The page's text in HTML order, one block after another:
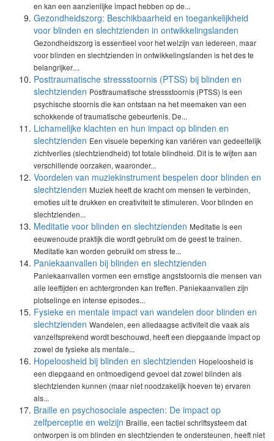
en kan een aanzienlijke impact hebben op de...
Gezondheidszorg: Beschikbaarheid en toegankelijkheid
voor blinden en slechtzienden in ontwikkelingslanden
Gezondheidszorg is essentieel voor het welzijn van iedereen, maar
voor blinden en slechtzienden in ontwikkelingslanden is het des te
belangrijker....
Posttraumatische stressstoornis (PTSS) bij blinden en
slechtzienden Posttraumatische stressstoornis (PTSS) is een
psychische stoornis die kan ontstaan na het meemaken van een
schokkende of traumatische gebeurtenis. De...
Lichamelijke klachten en hun impact op blinden en
slechtzienden Een visuele beperking kan variëren van gedeeltelijk
zichtverlies (slechtziendheid) tot totale blindheid. Dit is te wijten aan
verschillende oorzaken, waaronder...
Voordelen van muziekinstrument bespelen door blinden en
slechtzienden Muziek heeft de kracht om mensen te verbinden,
emoties uit te drukken en creativiteit te stimuleren. Voor blinden en
slechtzienden...
Meditatie voor blinden en slechtzienden Meditatie is een
eeuwenoude praktijk die wordt gebruikt om de geest te trainen.
Meditatie kan worden gebruikt om stress te...
Paniekaanvallen bij blinden en slechtzienden
Paniekaanvallen vormen een ernstige angststoornis die mensen van
alle leeftijden en achtergronden kan treffen. Paniekaanvallen zijn
plotselinge en intense episodes...
Fysieke en mentale impact van wandelen door blinden en
slechtzienden Wandelen, een alledaagse activiteit die vaak als
vanzelfsprekend wordt beschouwd, heeft een diepgaande impact op
zowel de fysieke als mentale...
Hopeloosheid bij blinden en slechtzienden Hopeloosheid is
een diepgaand en ontmoedigend gevoel dat zowel blinden als
slechtzienden kunnen (maar niet noodzakelijk hoeven te) ervaren
als...
Braille en psychosociale aspecten: De impact op
zelfperceptie en welzijn Braille, een tactiel schriftsysteem dat
ontworpen is om blinden en slechtzienden te ondersteunen, heeft niet